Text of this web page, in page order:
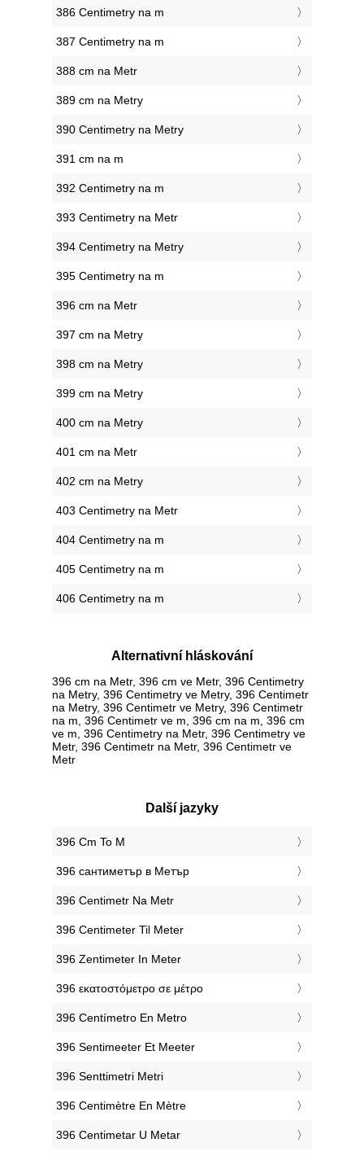
386 Centimetry na m
387 Centimetry na m
388 cm na Metr
389 cm na Metry
390 Centimetry na Metry
391 cm na m
392 Centimetry na m
393 Centimetry na Metr
394 Centimetry na Metry
395 Centimetry na m
396 cm na Metr
397 cm na Metry
398 cm na Metry
399 cm na Metry
400 cm na Metry
401 cm na Metr
402 cm na Metry
403 Centimetry na Metr
404 Centimetry na m
405 Centimetry na m
406 Centimetry na m
Alternativní hláskování
396 cm na Metr, 396 cm ve Metr, 396 Centimetry
na Metry, 396 Centimetry ve Metry, 396 Centimetr
na Metry, 396 Centimetr ve Metry, 396 Centimetr
na m, 396 Centimetr ve m, 396 cm na m, 396 cm
ve m, 396 Centimetry na Metr, 396 Centimetry ve
Metr, 396 Centimetr na Metr, 396 Centimetr ve
Metr
Další jazyky
‎396 Cm To M
‎396 сантиметър в Метър
‎396 Centimetr Na Metr
‎396 Centimeter Til Meter
‎396 Zentimeter In Meter
‎396 εκατοστόμετρο σε μέτρο
‎396 Centímetro En Metro
‎396 Sentimeeter Et Meeter
‎396 Senttimetri Metri
‎396 Centimètre En Mètre
‎396 Centimetar U Metar